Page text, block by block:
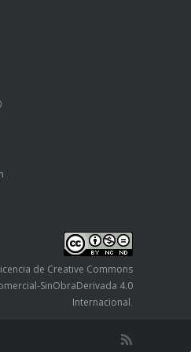
de Creative Commons
SinObraDerivada 4.0
Internacional